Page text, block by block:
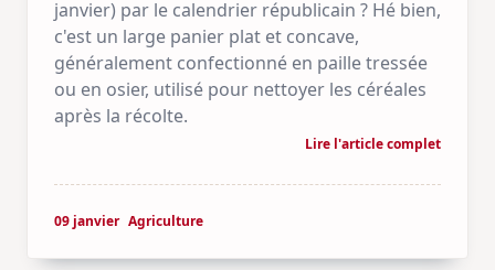
janvier) par le calendrier républicain ? Hé bien,
c'est un large panier plat et concave,
généralement confectionné en paille tressée
ou en osier, utilisé pour nettoyer les céréales
après la récolte.
Lire l'article complet
09 janvier Agriculture